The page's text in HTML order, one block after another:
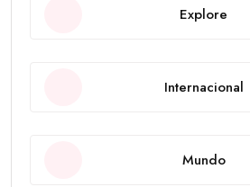
Explore
Internacional
Mundo